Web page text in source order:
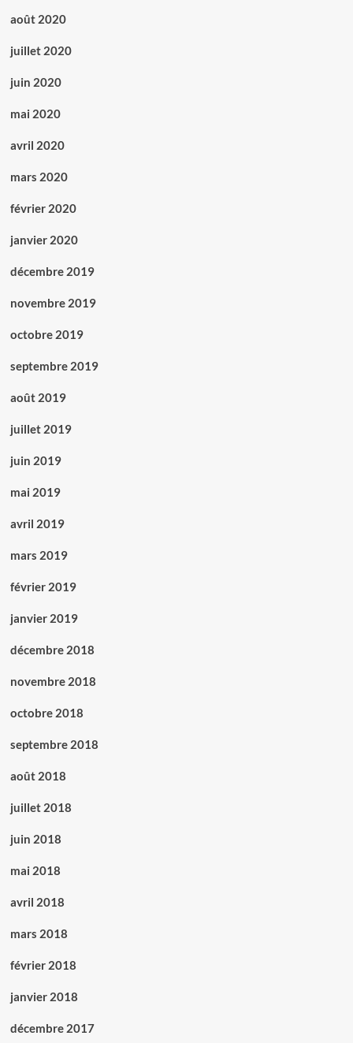
août 2020
juillet 2020
juin 2020
mai 2020
avril 2020
mars 2020
février 2020
janvier 2020
décembre 2019
novembre 2019
octobre 2019
septembre 2019
août 2019
juillet 2019
juin 2019
mai 2019
avril 2019
mars 2019
février 2019
janvier 2019
décembre 2018
novembre 2018
octobre 2018
septembre 2018
août 2018
juillet 2018
juin 2018
mai 2018
avril 2018
mars 2018
février 2018
janvier 2018
décembre 2017